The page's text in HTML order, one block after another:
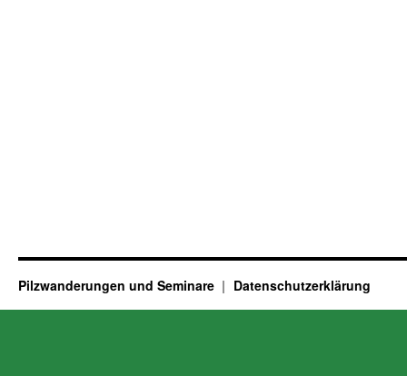
Pilzwanderungen und Seminare Datenschutzerklärung